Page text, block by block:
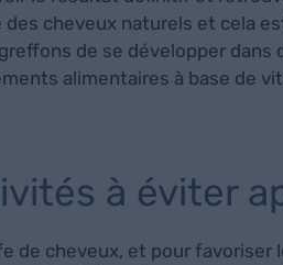
cheveux naturels et cela
de se développer dans
alimentaires à base de
à éviter
de cheveux, et pour